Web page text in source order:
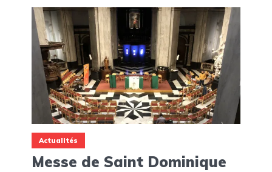
Actualités
Messe de Saint Dominique